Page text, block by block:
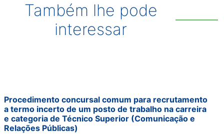
Também lhe pode
interessar
Procedimento concursal comum para recrutamento
a termo incerto de um posto de trabalho na carreira
e categoria de Técnico Superior (Comunicação e
Relações Públicas)